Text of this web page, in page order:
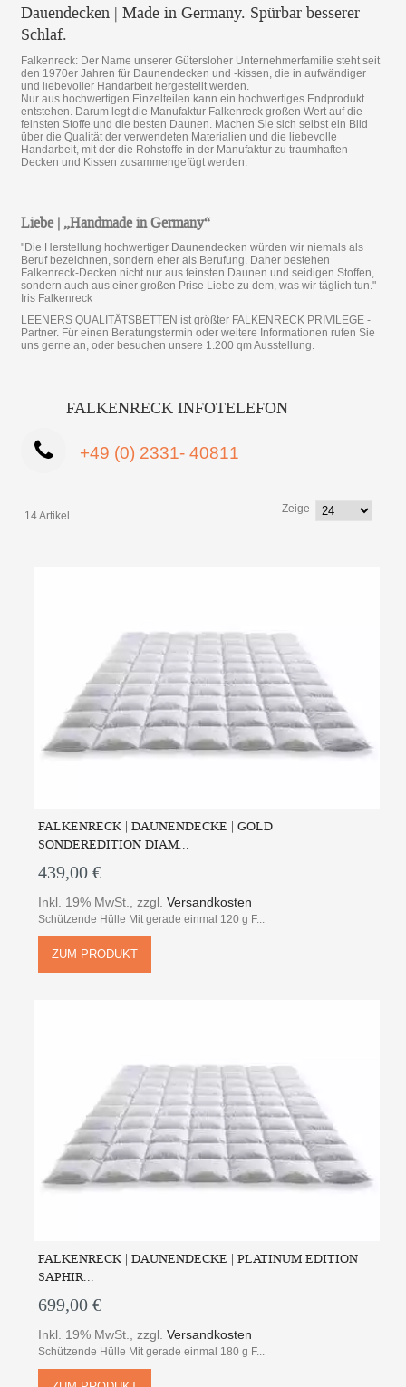
Dauendecken | Made in Germany. Spürbar besserer
Schlaf.
Falkenreck: Der Name unserer Gütersloher Unternehmerfamilie steht seit
den 1970er Jahren für Daunendecken und -kissen, die in aufwändiger
und liebevoller Handarbeit hergestellt werden.
Nur aus hochwertigen Einzelteilen kann ein hochwertiges Endprodukt
entstehen. Darum legt die Manufaktur Falkenreck großen Wert auf die
feinsten Stoffe und die besten Daunen. Machen Sie sich selbst ein Bild
über die Qualität der verwendeten Materialien und die liebevolle
Handarbeit, mit der die Rohstoffe in der Manufaktur zu traumhaften
Decken und Kissen zusammengefügt werden.
Liebe | „Handmade in Germany“
"Die Herstellung hochwertiger Daunendecken würden wir niemals als
Beruf bezeichnen, sondern eher als Berufung. Daher bestehen
Falkenreck-Decken nicht nur aus feinsten Daunen und seidigen Stoffen,
sondern auch aus einer großen Prise Liebe zu dem, was wir täglich tun."
Iris Falkenreck
LEENERS QUALITÄTSBETTEN ist größter FALKENRECK PRIVILEGE -
Partner. Für einen Beratungstermin oder weitere Informationen rufen Sie
uns gerne an, oder besuchen unsere 1.200 qm Ausstellung.
FALKENRECK INFOTELEFON
+49 (0) 2331- 40811
14 Artikel
Zeige
FALKENRECK | DAUNENDECKE | GOLD
SONDEREDITION DIAM...
439,00 €
Inkl. 19% MwSt. ,zzgl.Versandkosten
Schützende Hülle Mit gerade einmal 120 g F...
ZUM PRODUKT
FALKENRECK | DAUNENDECKE | PLATINUM EDITION
SAPHIR...
699,00 €
Inkl. 19% MwSt.,zzgl.Versandkosten
Schützende Hülle Mit gerade einmal 180 g F...